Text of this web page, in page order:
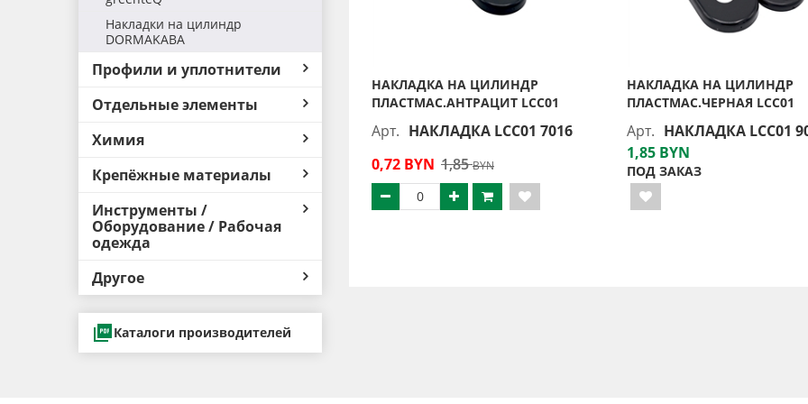
Накладки на цилиндр
DORMAKABA
Профили и уплотнители
Отдельные элементы
Химия
Крепёжные материалы
Инструменты /
Оборудование / Рабочая
одежда
Другое
Каталоги производителей
НАКЛАДКА НА ЦИЛИНДР
ПЛАСТМАС.АНТРАЦИТ LCC01
Арт. НАКЛАДКА LCC01 7016
0,72 BYN 1,85BYN
НАКЛАДКА НА ЦИЛИНДР
ПЛАСТМАС.ЧЕРНАЯ LCC01
Арт. НАКЛАДКА LCC01
1,85 BYN
ПОД ЗАКАЗ